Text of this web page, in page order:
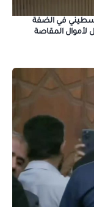
في الضفة
لأموال المقاصة